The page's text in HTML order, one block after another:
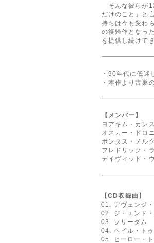
そんな彼らが
だけのこと」と
持ちは今も変わ
の復帰作となっ
を提供し続けて
・90年代に低迷
・本作より古巣
【メンバー】
ヨアキム・カン
オスカー・ドロ
ポンタス・ノル
フレドリック・
デイヴィッド・
【CD収録曲】
01. アヴェンジ
02. ジ・エンド
03. フリーダム
04. ヘイル・ト
05. ヒーロー・